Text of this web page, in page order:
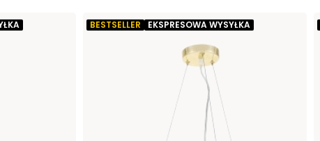
BESTSELLER EKSPRESOWA WYSYŁKA